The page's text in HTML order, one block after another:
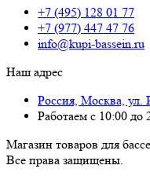
+7 (495) 128 01 77
+7 (977) 447 47 76
info@kupi-bassein.ru
Наш адрес
Россия, Москва, ул.
Работаем с 10:00 до
Магазин товаров для
Все пра­ва за­щи­ще­ны.